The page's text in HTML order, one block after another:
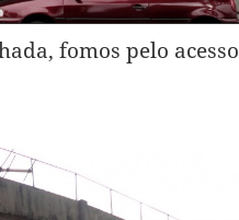
fomos pelo acesso